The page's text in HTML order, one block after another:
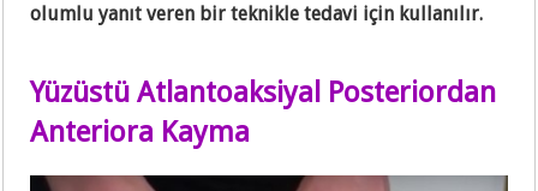
olumlu yanıt veren bir teknikle tedavi için kullanılır.
Yüzüstü Atlantoaksiyal Posteriordan
Anteriora Kayma